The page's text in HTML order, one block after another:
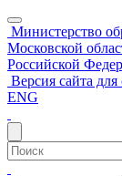
Министерство
Московской
Российской
Версия сайта
ENG